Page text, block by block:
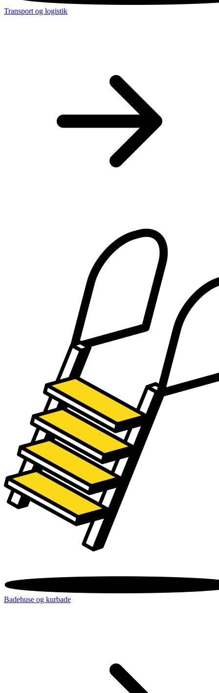
Transport og logistik
Badehuse og kurbade